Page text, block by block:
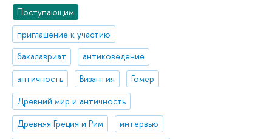
Поступающим
приглашение к участию
бакалавриат
антиковедение
античность
Византия
Гомер
Древний мир и античность
Древняя Греция и Рим
интервью